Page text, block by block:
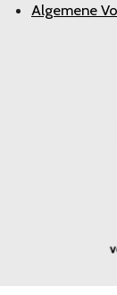
Algemene